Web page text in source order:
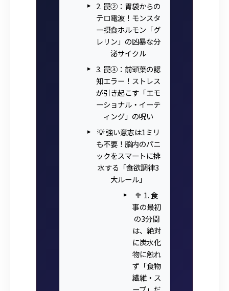
2. 罠②：胃袋からの
テロ電波！モンスタ
ー摂食ホルモン「グ
レリン」の凶暴な分
泌サイクル
3. 罠③：前頭葉の認
知エラー！ストレス
が引き起こす「エモ
ーショナル・イーテ
ィング」の呪い
💡 強い意志は1ミリ
も不要！脳内のパニ
ックをスマートに排
水する「食欲調律3
大ルール」
🥦 1. 食
事の最初
の3分間
は、絶対
に炭水化
物に触れ
ず「食物
繊維・ス